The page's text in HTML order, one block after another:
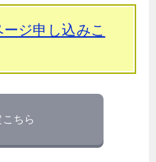
ジ申し込みこ
ちら